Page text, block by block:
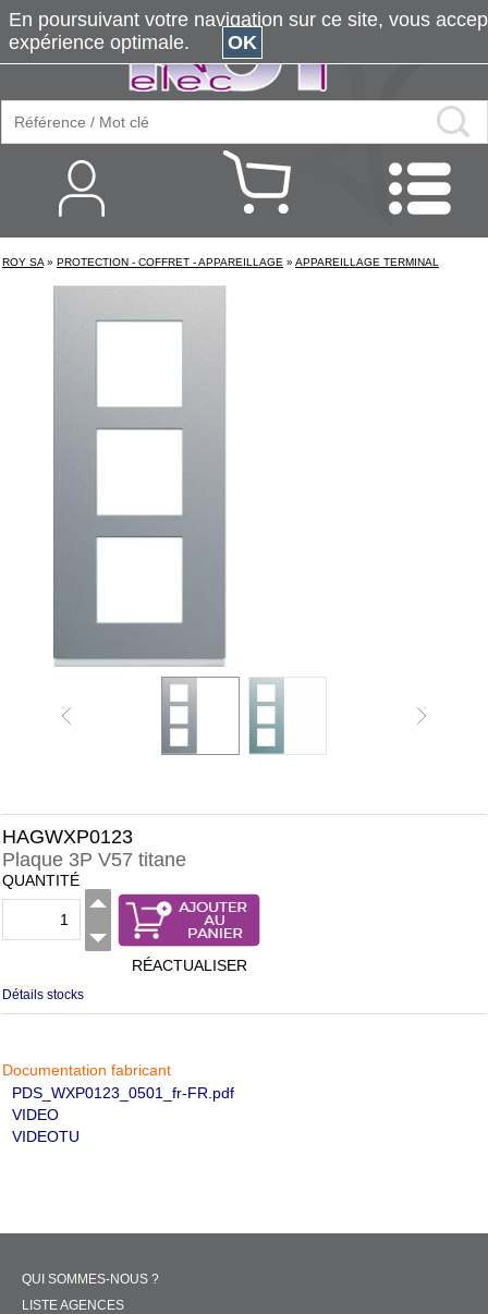
ROY SA » PROTECTION - COFFRET - APPAREILLAGE » APPAREILLAGE TERMINAL
HAGWXP0123
Plaque 3P V57 titane
QUANTITÉ
RÉACTUALISER
Détails stocks
Documentation fabricant
PDS_WXP0123_0501_fr-FR.pdf
VIDEO
VIDEOTU
QUI SOMMES-NOUS ?
LISTE AGENCES
En poursuivant votre navigation sur ce site, vous
expérience optimale.
OK